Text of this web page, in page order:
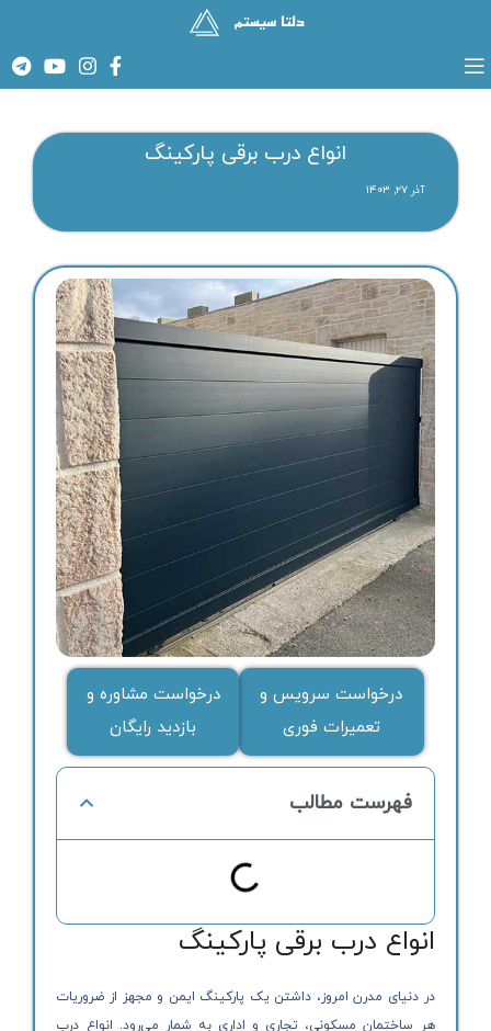
انواع درب برقی پارکینگ
آذر ۲۷, ۱۴۰۳
درخواست سرویس و
تعمیرات فوری
درخواست مشاوره و
بازدید رایگان
فهرست مطالب
انواع درب برقی پارکینگ
در دنیای مدرن امروز، داشتن یک پارکینگ ایمن و مجهز از ضروریات
هر ساختمان مسکونی، تجاری و اداری به شمار می‌رود. انواع درب